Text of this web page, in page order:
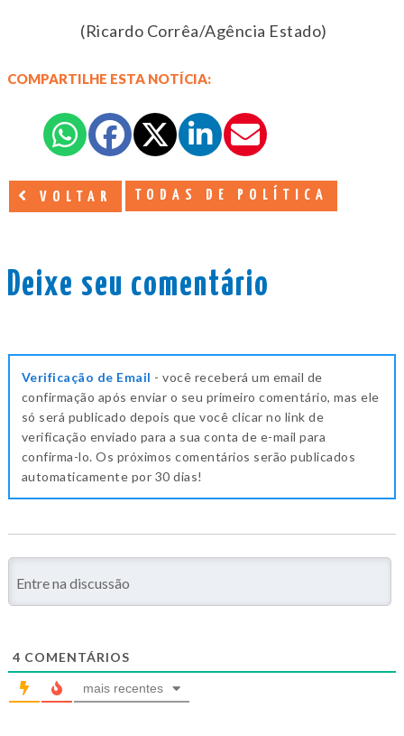
(Ricardo Corrêa/Agência Estado)
COMPARTILHE ESTA NOTÍCIA:
VOLTAR TODAS DE POLÍTICA
Deixe seu comentário
Verificação de Email - você receberá um email de
confirmação após enviar o seu primeiro comentário, mas ele
só será publicado depois que você clicar no link de
verificação enviado para a sua conta de e-mail para
confirma-lo. Os próximos comentários serão publicados
automaticamente por 30 dias!
4 COMENTÁRIOS
mais recentes